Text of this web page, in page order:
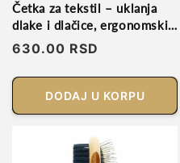
Četka za tekstil – uklanja
dlake i dlačice, ergonomski
dizajn
Regularna
630.00 RSD
DODAJ U KORPU